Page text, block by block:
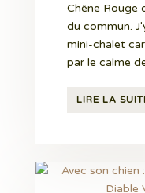
Chêne Rouge
du commun.
mini-chalet
par le calme
LIRE LA